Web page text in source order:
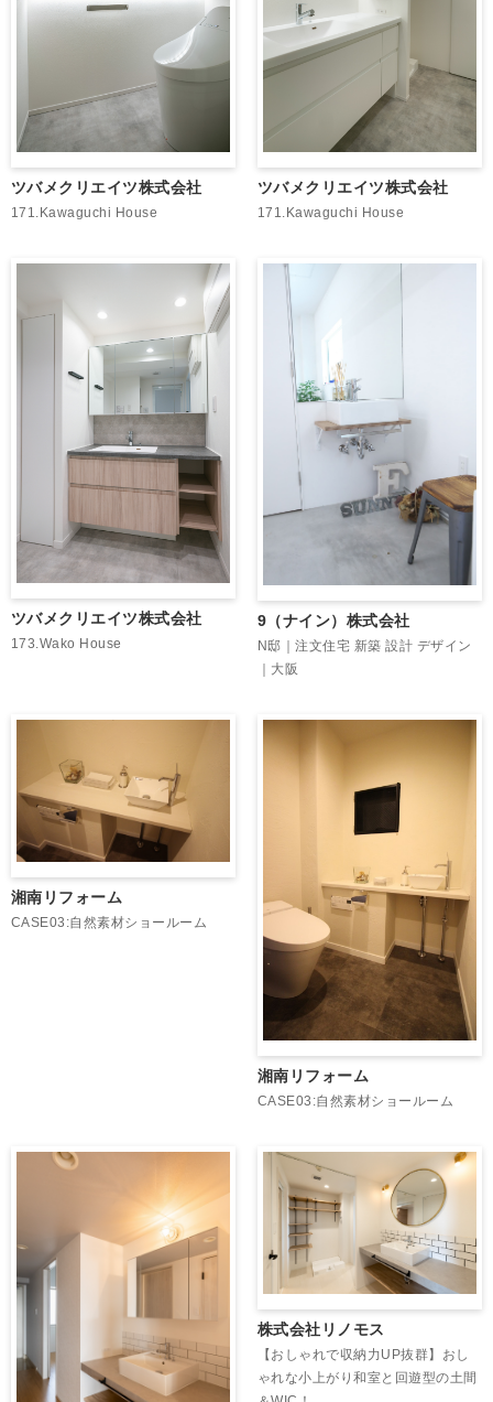
ツバメクリエイツ株式会社
171.Kawaguchi House
ツバメクリエイツ株式会社
171.Kawaguchi House
ツバメクリエイツ株式会社
173.Wako House
9（ナイン）株式会社
N邸｜注文住宅 新築 設計 デザイン
｜大阪
湘南リフォーム
CASE03:自然素材ショールーム
湘南リフォーム
CASE03:自然素材ショールーム
株式会社リノモス
【おしゃれで収納力UP抜群】おし
ゃれな小上がり和室と回遊型の土間